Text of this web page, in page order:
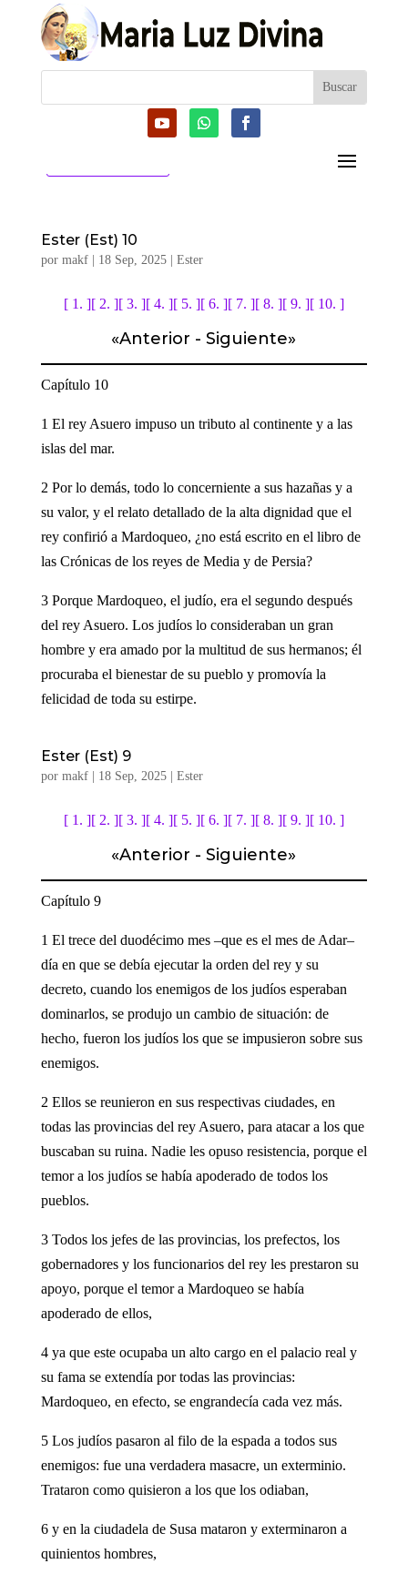
Ester (Est) 10
por makf| 18 Sep, 2025| Ester
[ 1. ][ 2. ][ 3. ][ 4. ][ 5. ][ 6. ][ 7. ][ 8. ][ 9. ][ 10. ]
«Anterior -Siguiente»
Capítulo 10
1 El rey Asuero impuso un tributo al continente y a las
islas del mar.
2 Por lo demás, todo lo concerniente a sus hazañas y a
su valor, y el relato detallado de la alta dignidad que el
rey confirió a Mardoqueo, ¿no está escrito en el libro de
las Crónicas de los reyes de Media y de Persia?
3 Porque Mardoqueo, el judío, era el segundo después
del rey Asuero. Los judíos lo consideraban un gran
hombre y era amado por la multitud de sus hermanos; él
procuraba el bienestar de su pueblo y promovía la
felicidad de toda su estirpe.
Ester (Est) 9
por makf| 18 Sep, 2025| Ester
[ 1. ][ 2. ][ 3. ][ 4. ][ 5. ][ 6. ][ 7. ][ 8. ][ 9. ][ 10. ]
«Anterior -Siguiente»
Capítulo 9
1 El trece del duodécimo mes –que es el mes de Adar–
día en que se debía ejecutar la orden del rey y su
decreto, cuando los enemigos de los judíos esperaban
dominarlos, se produjo un cambio de situación: de
hecho, fueron los judíos los que se impusieron sobre sus
enemigos.
2 Ellos se reunieron en sus respectivas ciudades, en
todas las provincias del rey Asuero, para atacar a los que
buscaban su ruina. Nadie les opuso resistencia, porque el
temor a los judíos se había apoderado de todos los
pueblos.
3 Todos los jefes de las provincias, los prefectos, los
gobernadores y los funcionarios del rey les prestaron su
apoyo, porque el temor a Mardoqueo se había
apoderado de ellos,
4 ya que este ocupaba un alto cargo en el palacio real y
su fama se extendía por todas las provincias:
Mardoqueo, en efecto, se engrandecía cada vez más.
5 Los judíos pasaron al filo de la espada a todos sus
enemigos: fue una verdadera masacre, un exterminio.
Trataron como quisieron a los que los odiaban,
6 y en la ciudadela de Susa mataron y exterminaron a
quinientos hombres,